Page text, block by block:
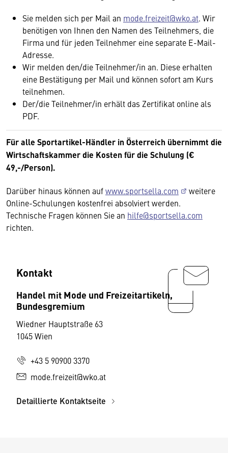
Sie melden sich per Mail an mode.freizeit@wko.at. Wir
benötigen von Ihnen den Namen des Teilnehmers, die
Firma und für jeden Teilnehmer eine separate E-Mail-
Adresse.
Wir melden den/die Teilnehmer/in an. Diese erhalten
eine Bestätigung per Mail und können sofort am Kurs
teilnehmen.
Der/die Teilnehmer/in erhält das Zertifikat online als
PDF.
Für alle Sportartikel-Händler in Österreich übernimmt die
Wirtschaftskammer die Kosten für die Schulung (€
49,-/Person).
Darüber hinaus können aufwww.sportsella.com
weitere
Online-Schulungen kostenfrei absolviert werden.
Technische Fragen können Sie an hilfe@sportsella.com
richten.
Kontakt
Handel mit Mode und Freizeitartikeln,
Bundesgremium
Wiedner Hauptstraße 63
1045 Wien
+43 5 90900 3370
mode.freizeit@wko.at
Detaillierte Kontaktseite